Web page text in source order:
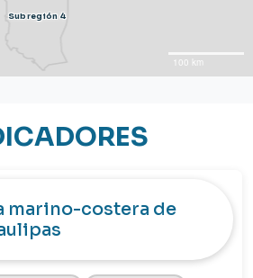
Subregión 4
100 km
marino-costera de